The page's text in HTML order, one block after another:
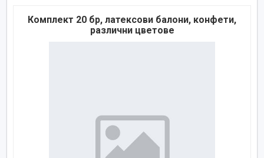
Комплект 20 бр, латексови балони, конфети,
различни цветове